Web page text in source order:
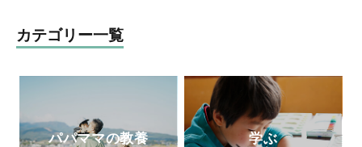
で講師として活躍している。布おもちゃ作
家＆保育士「ゆっこせんせい」の『
のすすめ～ちゃんと遊べばちゃんと育つ』
カテゴリー一覧
パパママの教養 学ぶ